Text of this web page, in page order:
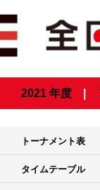
2021 年度
トーナメント表
タイムテーブル